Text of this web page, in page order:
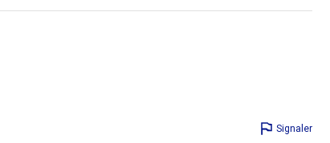
Signaler